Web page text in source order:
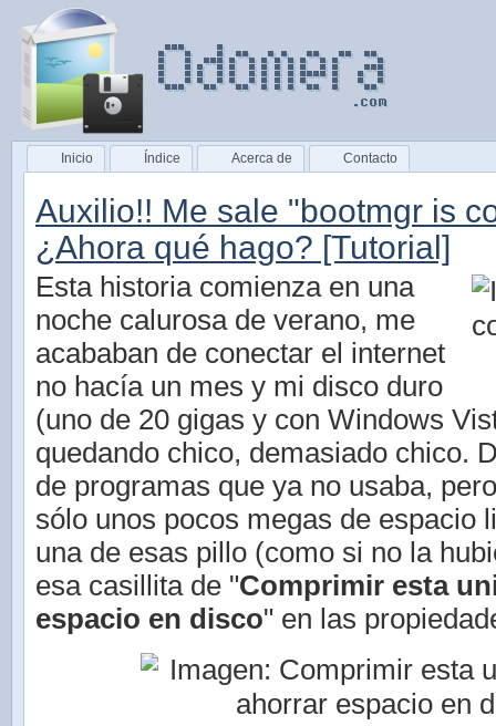
Inicio Índice Acerca de Contacto
Auxilio!! Me sale "bootmgr is
¿Ahora qué hago? [Tutorial]
Esta historia comienza en una
noche calurosa de verano, me
acababan de conectar el internet
no hacía un mes y mi disco duro
(uno de 20 gigas y con Windows
quedando chico, demasiado chico.
de programas que ya no usaba,
sólo unos pocos megas de espacio
una de esas pillo (como si no la
esa casillita de "Comprimir esta
espacio en disco" en las